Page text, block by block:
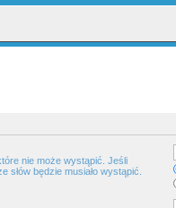
nie może wystąpić. Jeśli
słów będzie musiało wystąpić.